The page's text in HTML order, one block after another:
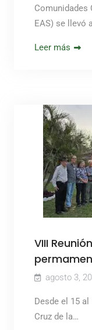
Comunidades
EAS) se llevó
Leer más
VIII
agosto 3,
Desde el 15
Cruz de la…